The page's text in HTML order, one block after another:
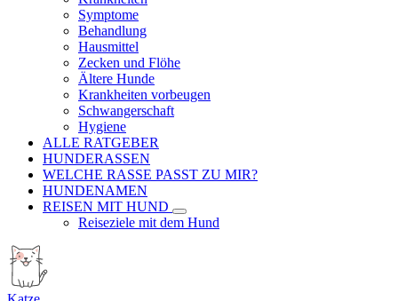
Symptome
Behandlung
Hausmittel
Zecken und Flöhe
Ältere Hunde
Krankheiten vorbeugen
Schwangerschaft
Hygiene
ALLE RATGEBER
HUNDERASSEN
WELCHE RASSE PASST ZU MIR?
HUNDENAMEN
REISEN MIT HUND
Reiseziele mit dem Hund